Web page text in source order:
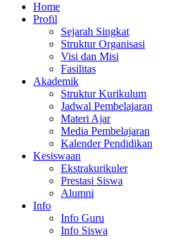
Home
Profil
Sejarah Singkat
Struktur Organisasi
Visi dan Misi
Fasilitas
Akademik
Struktur Kurikulum
Jadwal Pembelajaran
Materi Ajar
Media Pembelajaran
Kalender Pendidikan
Kesiswaan
Ekstrakurikuler
Prestasi Siswa
Alumni
Info
Info Guru
Info Siswa